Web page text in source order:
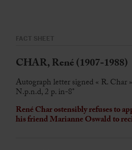
FACT SHEET
CHAR, René (1907-1988)
Autograph letter signed « R. Char
N.p.n.d, 2 p. in-8°
René Char ostensibly refuses to
his friend Marianne Oswald to